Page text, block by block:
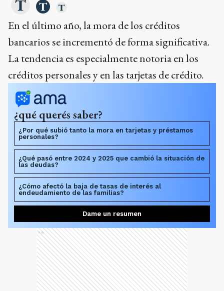
En el último año, la mora de los créditos
bancarios se incrementó de forma significativa.
La tendencia es especialmente notoria en los
créditos personales y en las tarjetas de crédito.
¿qué querés saber?
¿Por qué subió tanto la mora en tarjetas y préstamos
personales?
¿Qué pasó entre 2024 y 2025 que cambió la situación de
las deudas?
¿Cómo afectó la baja de tasas de interés al
endeudamiento de las familias?
Dame un resumen
Ads